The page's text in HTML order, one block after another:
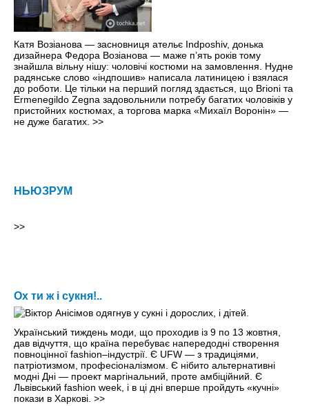
Катя Возіанова — засновниця ательє Indposhiv, донька
дизайнера Федора Возіанова — маже п’ять рокiв тому
знайшла вільну нішу: чоловічі костюми на замовлення. Нудне
радянське слово «індпошив» написала латиницею і взялася
до роботи. Це тільки на перший погляд здається, що Brioni та
Ermenegildo Zegna задовольнили потребу багатих чоловіків у
пристойних ко­стюмах, а торгова марка «Михаїл Воронін» —
не дуже багатих. >>
НЬЮЗРУМ
>>
Ох ти ж і сукня!..
Український тиждень моди, що проходив iз 9 по 13 жовтня,
дав відчуття, що країна перебуває напередодні створення
повноцінної fashion–індустрії. Є UFW — з традиціями,
патріотизмом, професіоналізмом. Є нібито альтернативні
модні Дні — проект маргінальний, проте амбіційний. Є
Львівський fashion week, і в ці дні вперше пройдуть «кучні»
покази в Харкові. >>